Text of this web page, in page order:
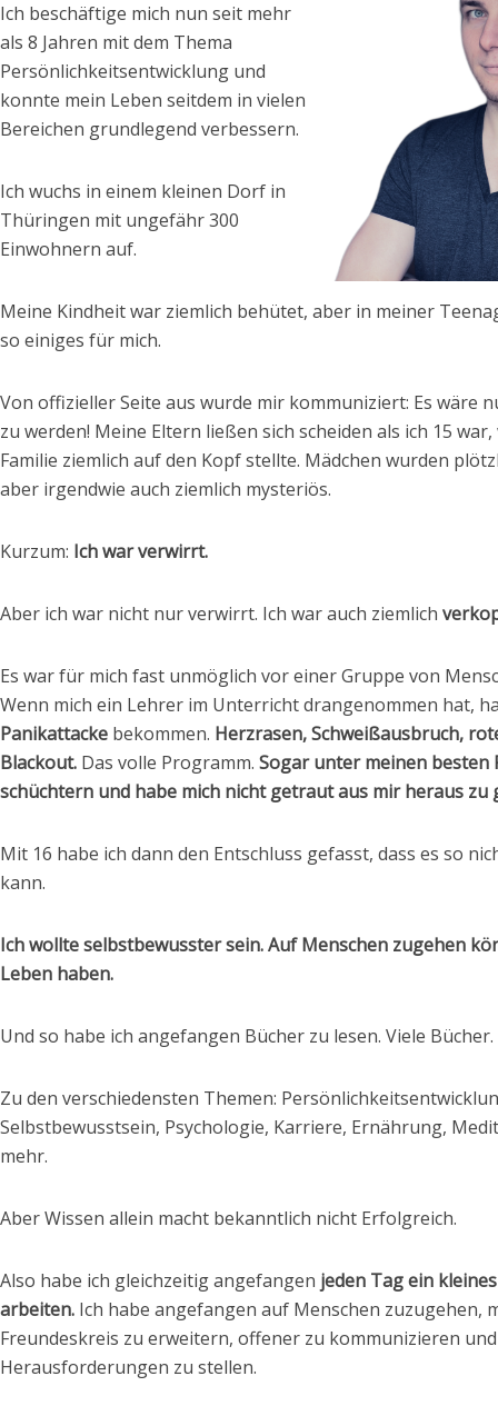
Ich beschäftige mich nun seit mehr
als 8 Jahren mit dem Thema
Persönlichkeitsentwicklung und
konnte mein Leben seitdem in vielen
Bereichen grundlegend verbessern.
Ich wuchs in einem kleinen Dorf in
Thüringen mit ungefähr 300
Einwohnern auf.
Meine Kindheit war ziemlich behütet, aber in meiner
so einiges für mich.
Von offizieller Seite aus wurde mir kommuniziert: Es wäre
zu werden! Meine Eltern ließen sich scheiden als ich 15
Familie ziemlich auf den Kopf stellte. Mädchen wurden
aber irgendwie auch ziemlich mysteriös.
Kurzum: Ich war verwirrt.
Aber ich war nicht nur verwirrt. Ich war auch ziemlich
Es war für mich fast unmöglich vor einer Gruppe von
Wenn mich ein Lehrer im Unterricht drangenommen hat,
Panikattacke bekommen. Herzrasen, Schweißausbruch,
Blackout. Das volle Programm. Sogar unter meinen besten
schüchtern und habe mich nicht getraut aus mir heraus zu
Mit 16 habe ich dann den Entschluss gefasst, dass es so
kann.
Ich wollte selbstbewusster sein. Auf Menschen zugehen
Leben haben.
Und so habe ich angefangen Bücher zu lesen. Viele Bücher.
Zu den verschiedensten Themen:
Selbstbewusstsein, Psychologie, Karriere, Ernährung,
mehr.
Aber Wissen allein macht bekanntlich nicht Erfolgreich.
Also habe ich gleichzeitig angefangen jeden Tag ein
arbeiten. Ich habe angefangen auf Menschen zuzugehen,
Freundeskreis zu erweitern, offener zu kommunizieren
Herausforderungen zu stellen.